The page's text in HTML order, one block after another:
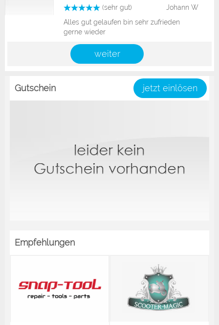
(sehr gut) Johann W
Alles gut gelaufen bin sehr zufrieden
gerne wieder
weiter
Gutschein jetzt einlösen
Empfehlungen